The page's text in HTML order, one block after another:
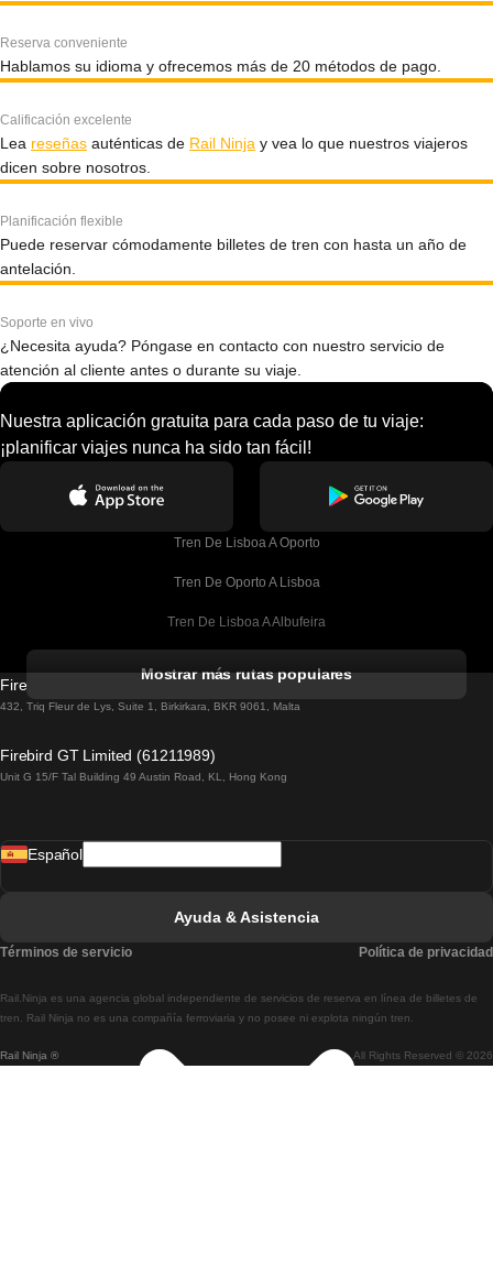
Reserva conveniente
Hablamos su idioma y ofrecemos más de 20 métodos de pago.
Calificación excelente
Lea reseñas auténticas de Rail Ninja y vea lo que nuestros viajeros
dicen sobre nosotros.
Planificación flexible
Puede reservar cómodamente billetes de tren con hasta un año de
antelación.
Soporte en vivo
¿Necesita ayuda? Póngase en contacto con nuestro servicio de
atención al cliente antes o durante su viaje.
Nuestra aplicación gratuita para cada paso de tu viaje:
¡planificar viajes nunca ha sido tan fácil!
Tren De Lisboa A Oporto
Tren De Oporto A Lisboa
Tren De Lisboa A Albufeira
Tren De Lisboa A Lagos
Tren De Lisboa A Madrid
Tren De Lisboa A Braga
Tren De Braga A Lisboa
Mostrar más rutas populares
Firebird GT Limited (OC 1451)
432, Triq Fleur de Lys, Suite 1, Birkirkara, BKR 9061, Malta
Firebird GT Limited (61211989)
Unit G 15/F Tal Building 49 Austin Road, KL, Hong Kong
Rail Ninja ® All Rights Reserved © 2026
Rail.Ninja es una agencia global independiente de servicios de reserva en línea de billetes de
tren. Rail Ninja no es una compañía ferroviaria y no posee ni explota ningún tren.
Español
Ayuda & Asistencia
Términos de servicio Política de privacidad